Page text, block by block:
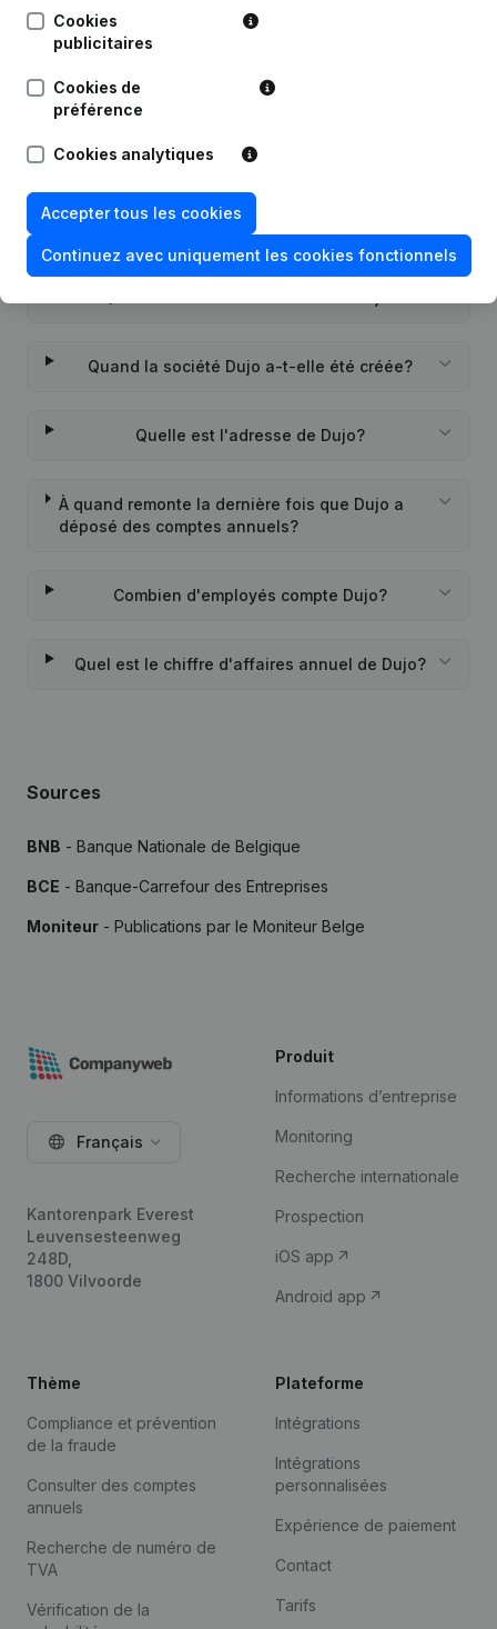
04-01-2019
Personne Morale, Ouverture
Succursale, etc...)
Questions fréquemment posées
Quel est le numéro de TVA de Dujo?
Quand la société Dujo a-t-elle été créée?
Quelle est l'adresse de Dujo?
À quand remonte la dernière fois que Dujo a
déposé des comptes annuels?
Combien d'employés compte Dujo?
Quel est le chiffre d'affaires annuel de Dujo?
Sources
BNB - Banque Nationale de Belgique
BCE - Banque-Carrefour des Entreprises
Moniteur - Publications par le Moniteur Belge
Cookies
publicitaires
Cookies de
préférence
Cookies analytiques
Accepter tous les cookies
Continuez avec uniquement les cookies fonctionnels
Français
Kantorenpark Everest
Leuvensesteenweg
248D,
1800 Vilvoorde
Produit
Informations d’entreprise
Monitoring
Recherche internationale
Prospection
iOS app
Android app
Thème
Compliance et prévention
de la fraude
Consulter des comptes
annuels
Recherche de numéro de
TVA
Vérification de la
Plateforme
Intégrations
Intégrations
personnalisées
Expérience de paiement
Contact
Tarifs